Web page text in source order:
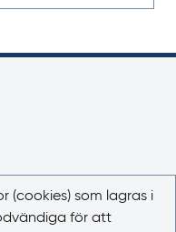
(cookies) som lagras i
för att